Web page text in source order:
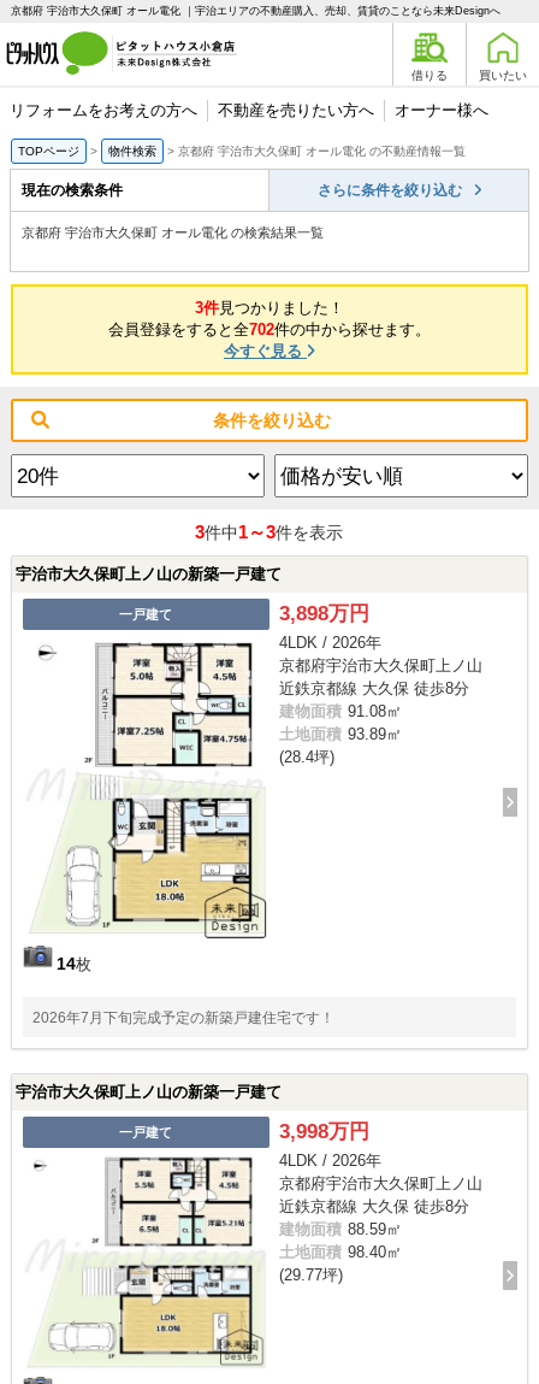
京都府 宇治市大久保町 オール電化 ｜宇治エリアの不動産購入、売却、賃貸のことなら未来Designへ
借りる 買いたい
リフォームをお考えの方へ 不動産を売りたい方へ オーナー様へ
TOPページ 物件検索 京都府 宇治市大久保町 オール電化 の不動産情報一覧
現在の検索条件 さらに条件を絞り込む
京都府 宇治市大久保町 オール電化 の検索結果一覧
3件見つかりました！
会員登録をすると全702件の中から探せます。
今すぐ見る
条件を絞り込む
3件中1～3件を表示
宇治市大久保町上ノ山の新築一戸建て
一戸建て
14枚
3,898万円
4LDK / 2026年
京都府宇治市大久保町上ノ山
近鉄京都線 大久保 徒歩8分
建物面積 91.08㎡
土地面積 93.89㎡
(28.4坪)
2026年7月下旬完成予定の新築戸建住宅です！
宇治市大久保町上ノ山の新築一戸建て
一戸建て 3,998万円
4LDK / 2026年
京都府宇治市大久保町上ノ山
近鉄京都線 大久保 徒歩8分
建物面積 88.59㎡
土地面積 98.40㎡
(29.77坪)